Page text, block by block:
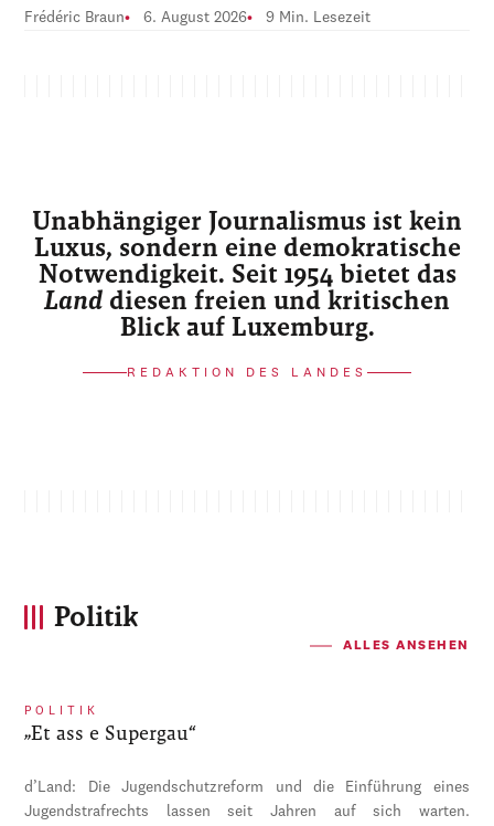
Frédéric Braun 6. August 2026 9 Min. Lesezeit
Unabhängiger Journalismus ist kein
Luxus, sondern eine demokratische
Notwendigkeit. Seit 1954 bietet das
Land diesen freien und kritischen
Blick auf Luxemburg.
REDAKTION DES LANDES
Politik
ALLES ANSEHEN
POLITIK
„Et ass e Supergau“
d’Land: Die Jugendschutzreform und die Einführung eines
Jugendstrafrechts lassen seit Jahren auf sich warten.